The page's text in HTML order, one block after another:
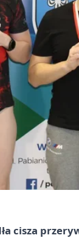
cisza